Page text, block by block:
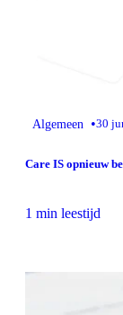
Algemeen •30
Care IS opnieuw
1 min leestijd